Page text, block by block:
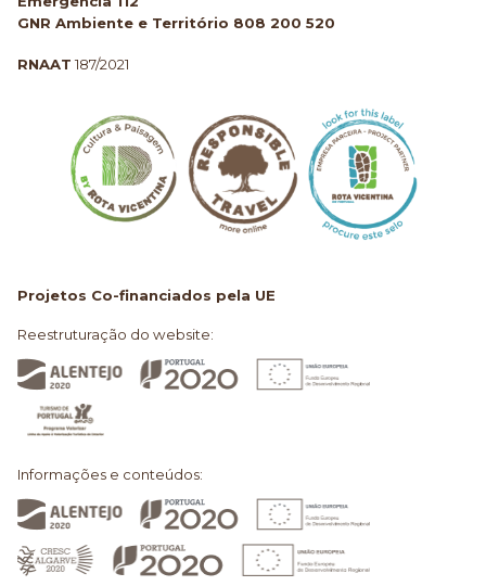
GNR Ambiente e Território 808 200 520
RNAAT 187/2021
Projetos Co-financiados pela UE
Reestruturação do website:
Informações e conteúdos: